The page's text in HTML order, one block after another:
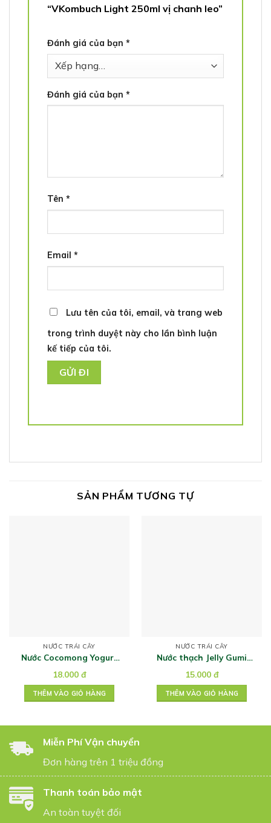
“VKombuch Light 250ml vị chanh leo”
Đánh giá của bạn *
Đánh giá của bạn *
Tên *
Email *
Lưu tên của tôi, email, và trang web
trong trình duyệt này cho lần bình luận
kế tiếp của tôi.
SẢN PHẨM TƯƠNG TỰ
NƯỚC TRÁI CÂY
Nước Cocomong Yogurt
18.000 đ
THÊM VÀO GIỎ HÀNG
NƯỚC TRÁI CÂY
Nước thạch Jelly Gumi
150g
15.000 đ
THÊM VÀO GIỎ HÀNG
Miễn Phí Vận chuyển
Đơn hàng trên 1 triệu đồng
Thanh toán bảo mật
An toàn tuyệt đối